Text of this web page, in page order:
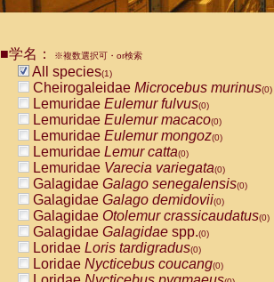
■学名： ※複数選択可・or検索
All species(1)
Cheirogaleidae Microcebus murinus(0)
Lemuridae Eulemur fulvus(0)
Lemuridae Eulemur macaco(0)
Lemuridae Eulemur mongoz(0)
Lemuridae Lemur catta(0)
Lemuridae Varecia variegata(0)
Galagidae Galago senegalensis(0)
Galagidae Galago demidovii(0)
Galagidae Otolemur crassicaudatus(0)
Galagidae Galagidae spp.(0)
Loridae Loris tardigradus(0)
Loridae Nycticebus coucang(0)